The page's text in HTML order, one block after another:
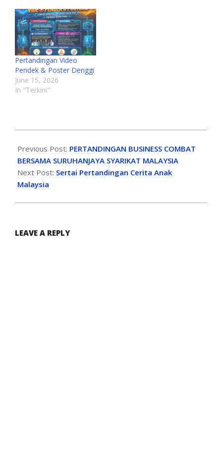
Pertandingan Video
Pendek & Poster Denggi
June 15, 2026
In "Terkini"
Previous Post: PERTANDINGAN BUSINESS COMBAT
BERSAMA SURUHANJAYA SYARIKAT MALAYSIA
Next Post: Sertai Pertandingan Cerita Anak
Malaysia
LEAVE A REPLY